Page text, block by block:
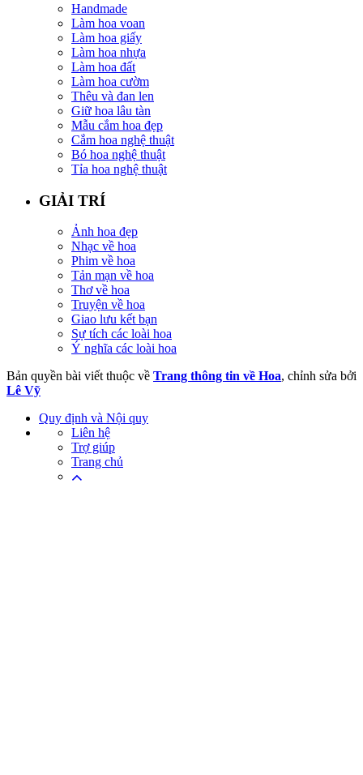
Handmade
Làm hoa voan
Làm hoa giấy
Làm hoa nhựa
Làm hoa đất
Làm hoa cườm
Thêu và đan len
Giữ hoa lâu tàn
Mẫu cắm hoa đẹp
Cắm hoa nghệ thuật
Bó hoa nghệ thuật
Tỉa hoa nghệ thuật
GIẢI TRÍ
Ảnh hoa đẹp
Nhạc về hoa
Phim về hoa
Tản mạn về hoa
Thơ về hoa
Truyện về hoa
Giao lưu kết bạn
Sự tích các loài hoa
Ý nghĩa các loài hoa
Bản quyền bài viết thuộc về Trang thông tin về Hoa, chỉnh sửa bởi
Lê Vỹ
Quy định và Nội quy
Liên hệ
Trợ giúp
Trang chủ